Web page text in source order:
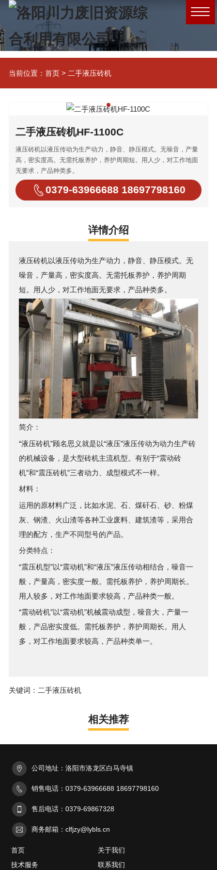
当前位置： 首页> 二手液压砖机
二手液压砖机HF-1100C
液压砖机以液压传动为生产动力，静音、静压模式。无噪音，产量
高，密实度高。无需托板养护，养护周期短。用人少，对工作地面
无要求，产品种类多。
0379-63966688 18697798160
详情介绍
液压砖机以液压传动为生产动力，静音、静压模式。无
噪音，产量高，密实度高。无需托板养护，养护周期
短。用人少，对工作地面无要求，产品种类多。
简介：
“液压砖机”顾名思义就是以“液压”液压传动为动力生产砖
的机械设备，是大型砖机主流机型。有别于“震动砖
机”和“震压砖机”三者动力、成型模式不一样。
材料：
运用的原材料广泛，比如水泥、石、煤矸石、砂、粉煤
灰、钢渣、火山渣等各种工业废料、建筑渣等，采用合
理的配方，生产不同型号的产品。
分类特点：
“震压机型”以“震动机”和“液压”液压传动相结合，噪音一
般，产量高，密实度一般。需托板养护，养护周期长。
用人较多，对工作地面要求较高，产品种类一般。
“震动砖机”以“震动机”机械震动成型，噪音大，产量一
般，产品密实度低。需托板养护，养护周期长。用人
多，对工作地面要求较高，产品种类单一。
关键词：二手液压砖机
相关推荐
公司地址：洛阳市洛龙区白马寺镇
销售电话：0379-63966688 18697798160
售后电话：0379-69867328
商务邮箱：clfjzy@lybls.cn
首页
关于我们
技术服务
联系我们